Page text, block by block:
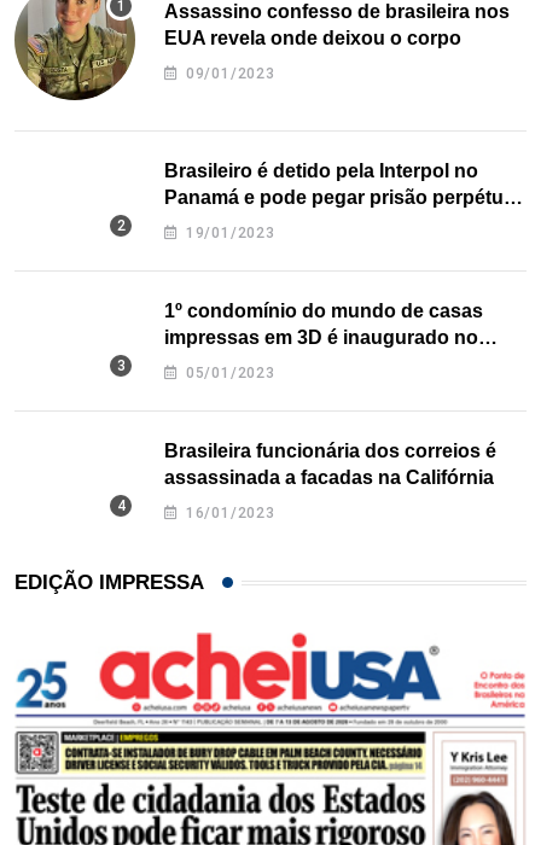
Assassino confesso de brasileira nos
EUA revela onde deixou o corpo
09/01/2023
Brasileiro é detido pela Interpol no
Panamá e pode pegar prisão perpétua
nos EUA
19/01/2023
1º condomínio do mundo de casas
impressas em 3D é inaugurado no
Texas
05/01/2023
Brasileira funcionária dos correios é
assassinada a facadas na Califórnia
16/01/2023
EDIÇÃO IMPRESSA